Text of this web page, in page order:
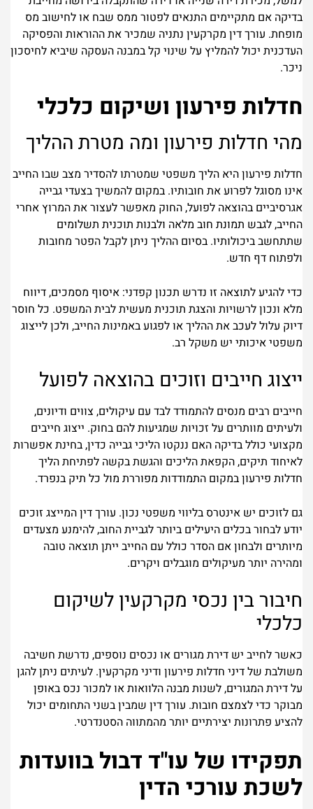
בדיקה אם מתקיימים התנאים לפטור ממס שבח או לחישוב מס
מופחת. עורך דין מקרקעין נתניה שמכיר את ההוראות והפסיקה
העדכנית יכול להמליץ על שינוי קל במבנה העסקה שיביא לחיסכון
ניכר.
חדלות פירעון ושיקום כלכלי
מהי חדלות פירעון ומה מטרת ההליך
חדלות פירעון היא הליך משפטי שמטרתו להסדיר מצב שבו החייב
אינו מסוגל לפרוע את חובותיו. במקום להמשיך בצעדי גבייה
אגרסיביים בהוצאה לפועל, החוק מאפשר לעצור את המרוץ אחרי
החייב, לגבש תמונת חוב מלאה ולבנות תוכנית תשלומים
שתתחשב ביכולותיו. בסיום ההליך ניתן לקבל הפטר מחובות
ולפתוח דף חדש.
כדי להגיע לתוצאה זו נדרש תכנון קפדני: איסוף מסמכים, דיווח
מלא ונכון לרשויות והצגת תוכנית מעשית לבית המשפט. כל חוסר
דיוק עלול לעכב את ההליך או לפגוע באמינות החייב, ולכן לייצוג
משפטי איכותי יש משקל רב.
ייצוג חייבים וזוכים בהוצאה לפועל
חייבים רבים מנסים להתמודד לבד עם עיקולים, צווים ודיונים,
ולעיתים מוותרים על זכויות שמגיעות להם בחוק. ייצוג חייבים
מקצועי כולל בדיקה האם ננקטו הליכי גבייה כדין, בחינת אפשרות
לאיחוד תיקים, הקפאת הליכים והגשת בקשה לפתיחת הליך
חדלות פירעון במקום התמודדות מפוררת מול כל תיק בנפרד.
גם לזוכים יש אינטרס בליווי משפטי נכון. עורך דין המייצג זוכים
יודע לבחור בכלים היעילים ביותר לגביית החוב, להימנע מצעדים
מיותרים ולבחון אם הסדר כולל עם החייב ייתן תוצאה טובה
ומהירה יותר מעיקולים מוגבלים ויקרים.
חיבור בין נכסי מקרקעין לשיקום
כלכלי
כאשר לחייב יש דירת מגורים או נכסים נוספים, נדרשת חשיבה
משולבת של דיני חדלות פירעון ודיני מקרקעין. לעיתים ניתן להגן
על דירת המגורים, לשנות מבנה הלוואות או למכור נכס באופן
מבוקר כדי לצמצם חובות. עורך דין שמבין בשני התחומים יכול
להציע פתרונות יצירתיים יותר מהמתווה הסטנדרטי.
תפקידו של עו"ד דבול בוועדות
לשכת עורכי הדין